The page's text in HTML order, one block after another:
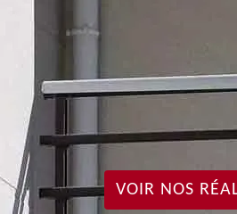
VOIR NOS